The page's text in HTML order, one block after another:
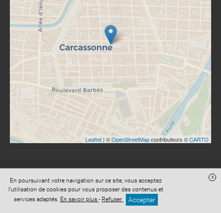
Leaflet | ©OpenStreetMapcontributeurs ©CARTO
Site réalisé avecDigital Avocat
Accès administration
Confidentialité
Conditions Générales de Vente
Mentions légales
En poursuivant votre navigation sur ce site, vous acceptez
l'utilisation de cookies pour vous proposer des contenus et
services adaptés. En savoir plus - Refuser Accepter
x